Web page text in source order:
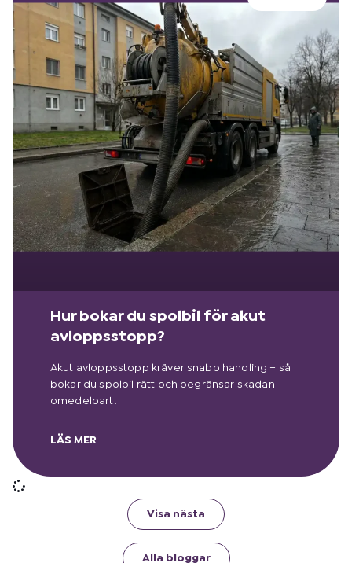
Hur bokar du spolbil för akut
avloppsstopp?
Akut avloppsstopp kräver snabb handling – så
bokar du spolbil rätt och begränsar skadan
omedelbart.
LÄS MER
Visa nästa
Alla bloggar